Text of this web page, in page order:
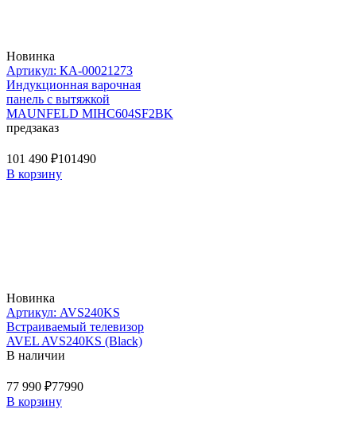
Новинка
Артикул: КА-00021273
Индукционная варочная
панель с вытяжкой
MAUNFELD MIHC604SF2BK
предзаказ
101 490 ₽101490
В корзину
Новинка
Артикул: AVS240KS
Встраиваемый телевизор
AVEL AVS240KS (Black)
В наличии
77 990 ₽77990
В корзину